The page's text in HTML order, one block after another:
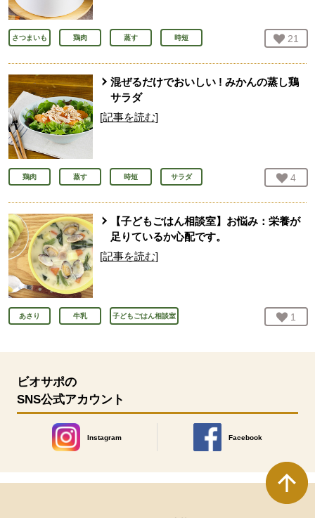
さつまいも 鶏肉 蒸す 時短 お気
21
混ぜるだけでおいしい ! みかんの蒸し鶏
サラダ
[記事を読む]
鶏肉 蒸す 時短 サラダ お気
4
【子どもごはん相談室】お悩み：栄養が
足りているか心配です。
[記事を読む]
あさり 牛乳 子どもごはん相談室 お気
1
ビオサポの
SNS公式アカウント
Instagram
別のウィンドウで開きます。
Facebook
別のウィンドウで開きます